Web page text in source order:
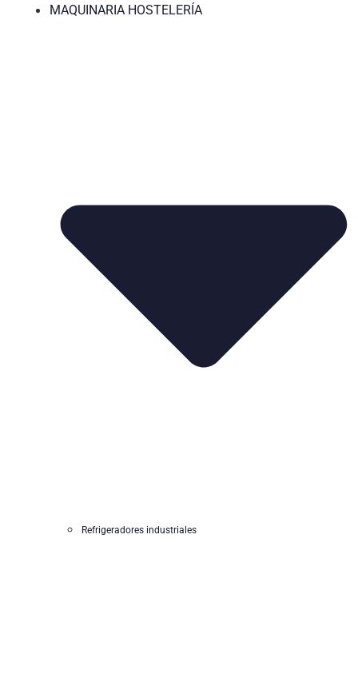
MAQUINARIA HOSTELERÍA
Refrigeradores industriales